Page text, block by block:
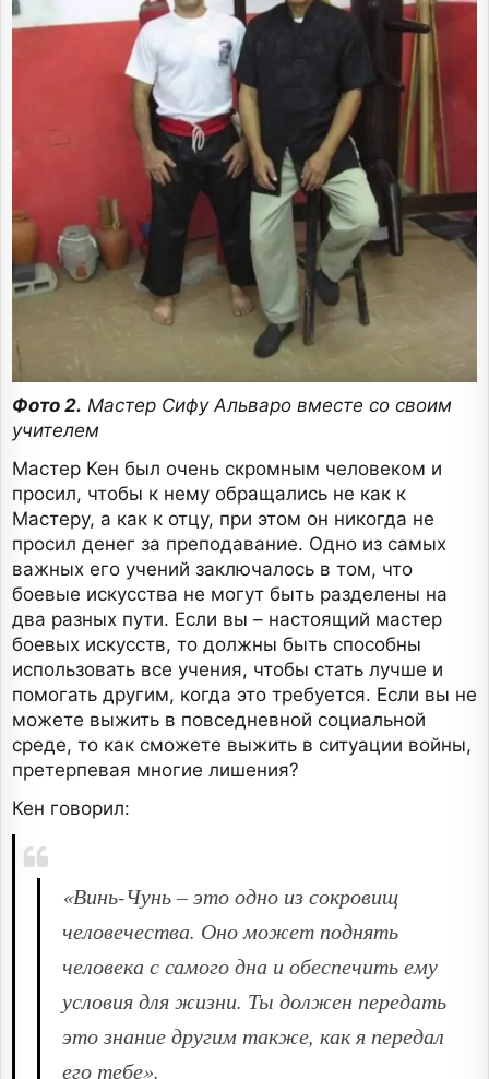
Фото 2. Мастер Сифу Альваро вместе со своим
учителем
Мастер Кен был очень скромным человеком и
просил, чтобы к нему обращались не как к
Мастеру, а как к отцу, при этом он никогда не
просил денег за преподавание. Одно из самых
важных его учений заключалось в том, что
боевые искусства не могут быть разделены на
два разных пути. Если вы – настоящий мастер
боевых искусств, то должны быть способны
использовать все учения, чтобы стать лучше и
помогать другим, когда это требуется. Если вы не
можете выжить в повседневной социальной
среде, то как сможете выжить в ситуации войны,
претерпевая многие лишения?
Кен говорил:
«Винь-Чунь – это одно из сокровищ
человечества. Оно может поднять
человека с самого дна и обеспечить ему
условия для жизни. Ты должен передать
это знание другим также, как я передал
его тебе».